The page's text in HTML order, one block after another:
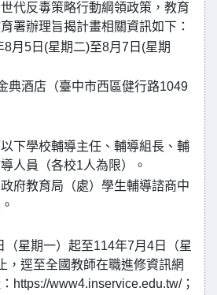
代反毒策略行動綱領政策，教育
署辦理旨揭計畫相關資訊如下：
月5日(星期二)至8月7日(星期
典酒店（臺中市西區健行路1049
下學校輔導主任、輔導組長、輔
人員（各校1人為限）。
府教育局（處）學生輔導諮商中
（星期一）起至114年7月4日（星
，逕至全國教師在職進修資訊網
https://www4.inservice.edu.tw/；